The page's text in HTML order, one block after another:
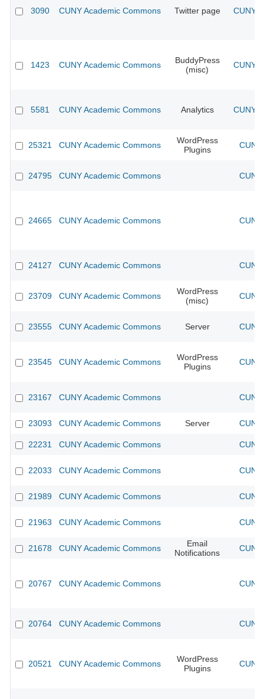
3090 CUNY Academic Commons Twitter page CUNY
1423 CUNY Academic Commons
BuddyPress
(misc)
CUNY
5581 CUNY Academic Commons Analytics CUNY
25321 CUNY Academic Commons
WordPress
Plugins
24795 CUNY Academic Commons
24665 CUNY Academic Commons
24127 CUNY Academic Commons
23709 CUNY Academic Commons
WordPress
(misc)
23555 CUNY Academic Commons Server
23545 CUNY Academic Commons
WordPress
Plugins
23167 CUNY Academic Commons
23093 CUNY Academic Commons Server
22231 CUNY Academic Commons
22033 CUNY Academic Commons
21989 CUNY Academic Commons
21963 CUNY Academic Commons
21678 CUNY Academic Commons
Email
Notifications
20767 CUNY Academic Commons
20764 CUNY Academic Commons
20521 CUNY Academic Commons
WordPress
Plugins